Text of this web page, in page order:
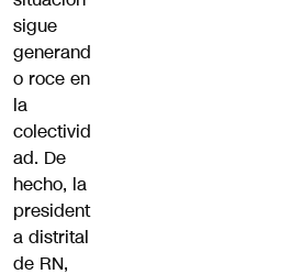
sigue
generand
o roce en
la
colectivid
ad. De
hecho, la
president
a distrital
de RN,